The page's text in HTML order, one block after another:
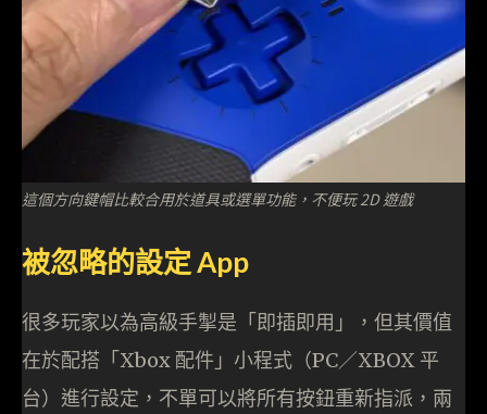
這個方向鍵帽比較合用於道具或選單功能，不便玩 2D 遊戲
被忽略的設定 App
很多玩家以為高級手掣是「即插即用」，但其價值
在於配搭「Xbox 配件」小程式（PC／XBOX 平
台）進行設定，不單可以將所有按鈕重新指派，兩